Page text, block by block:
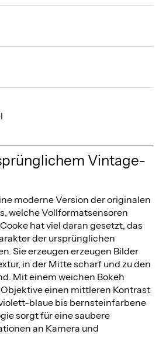
Vintage-
moderne Version der originalen
welche Vollformatsensoren
hat viel daran gesetzt, das
der ursprünglichen
Sie erzeugen erzeugen Bilder
in der Mitte scharf und zu den
Mit einem weichen Bokeh
einen mittleren Kontrast
blaue bis bernsteinfarbene
sorgt für eine saubere
an Kamera und